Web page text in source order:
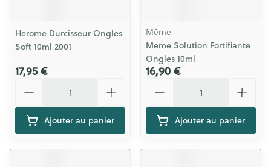
Herome Durcisseur Ongles
Soft 10ml 2001
17,95 €
Ajouter au panier
Même
Meme Solution Fortifiante
Ongles 10ml
16,90 €
Ajouter au panier